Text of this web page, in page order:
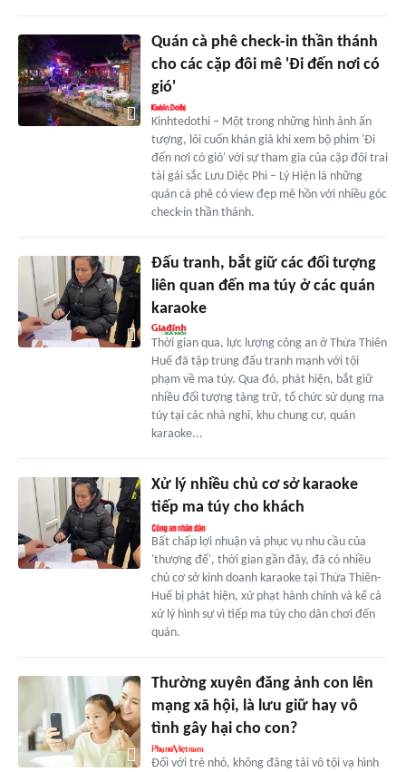
Quán cà phê check-in thần thánh
cho các cặp đôi mê 'Đi đến nơi có
gió'
Kinhtedothi – Một trong những hình ảnh ấn
tượng, lôi cuốn khán giả khi xem bộ phim 'Đi
đến nơi có gió' với sự tham gia của cặp đôi trai
tài gái sắc Lưu Diệc Phi – Lý Hiện là những
quán cà phê có view đẹp mê hồn với nhiều góc
check-in thần thánh.
Đấu tranh, bắt giữ các đối tượng
liên quan đến ma túy ở các quán
karaoke
Thời gian qua, lực lượng công an ở Thừa Thiên
Huế đã tập trung đấu tranh mạnh với tội
phạm về ma túy. Qua đó, phát hiện, bắt giữ
nhiều đối tượng tàng trữ, tổ chức sử dụng ma
túy tại các nhà nghỉ, khu chung cư, quán
karaoke...
Xử lý nhiều chủ cơ sở karaoke
tiếp ma túy cho khách
Bất chấp lợi nhuận và phục vụ nhu cầu của
'thượng đế', thời gian gần đây, đã có nhiều
chủ cơ sở kinh doanh karaoke tại Thừa Thiên-
Huế bị phát hiện, xử phạt hành chính và kể cả
xử lý hình sự vì tiếp ma túy cho dân chơi đến
quán.
Thường xuyên đăng ảnh con lên
mạng xã hội, là lưu giữ hay vô
tình gây hại cho con?
Đối với trẻ nhỏ, không đăng tải vô tội vạ hình